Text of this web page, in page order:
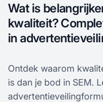
Wat is
kwaliteit?
in
Ontdek waarom
is dan je bod in SEM.